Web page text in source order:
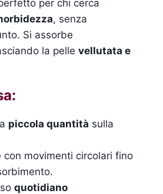
per chi cerca
, senza
Si assorbe
la pelle vellutata e
piccola quantità sulla
con movimenti circolari fino
quotidiano